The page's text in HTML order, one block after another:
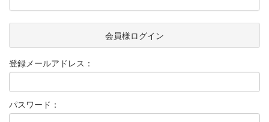
会員様ログイン
登録メールアドレス：
パスワード：